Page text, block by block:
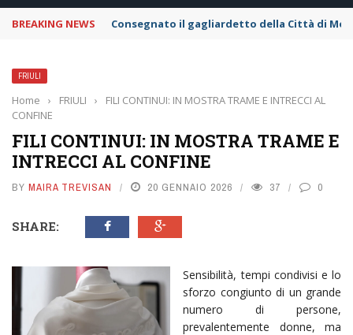
BREAKING NEWS Consegnato il gagliardetto della Città di
FRIULI
Home › FRIULI ›
FILI CONTINUI: IN MOSTRA TRAME E INTRECCI AL
CONFINE
FILI CONTINUI: IN MOSTRA TRAME E
INTRECCI AL CONFINE
BY MAIRA TREVISAN 20 GENNAIO 2026 37 0
SHARE:
Sensibilità, tempi condivisi e lo
sforzo congiunto di un grande
numero di persone,
prevalentemente donne, ma